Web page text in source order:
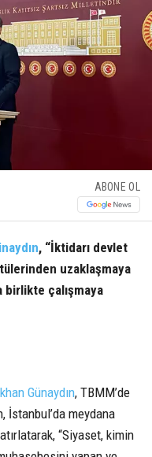
ABONE OL
, “İktidarı devlet
uzaklaşmaya
birlikte çalışmaya
Günaydın, TBMM’de
İstanbul’da meydana
“Siyaset, kimin